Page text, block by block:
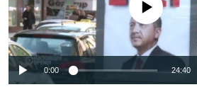
No media source
0:00 24:40